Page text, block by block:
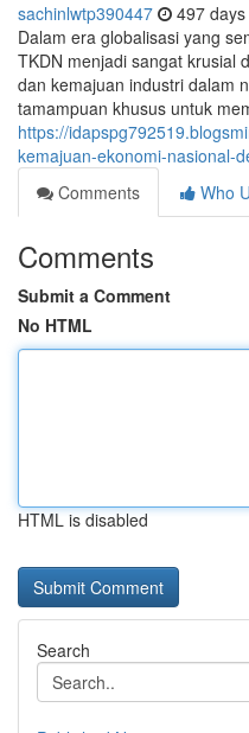
sachinlwtp390447 497
Dalam era globalisasi yang
TKDN menjadi sangat krusial
dan kemajuan industri dalam
tamampuan khusus untuk
https://
kemajuan-ekonomi-nasional-
Comments
Who
Comments
Submit a Comment
No HTML
HTML is disabled
Search